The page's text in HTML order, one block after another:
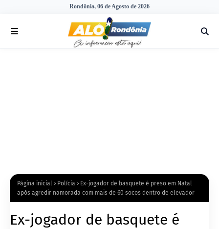
Rondônia, 06 de Agosto de 2026
Página inicial Polícia
Ex-jogador de basquete é preso em Natal
após agredir namorada com mais de 60 socos dentro de elevador
Ex-jogador de basquete é